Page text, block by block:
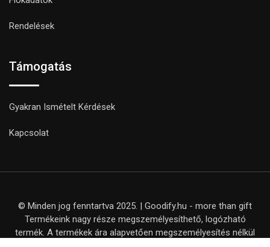
Rendelések
Támogatás
Gyakran Ismételt Kérdések
Kapcsolat
© Minden jog fenntartva 2025. | Goodify.hu - more than gift
Termékeink nagy része megszemélyesíthető, logózható
termék. A termékek ára alapvetően megszemélyesítés nélkül